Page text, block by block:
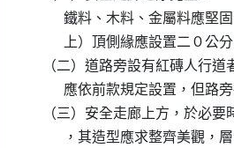
鐵料、木料、金屬料應
上）頂側緣應設置二０
（二）道路旁設有紅磚人行
應依前款規定設置，但
（三）安全走廊上方，於必
，其造型應求整齊美